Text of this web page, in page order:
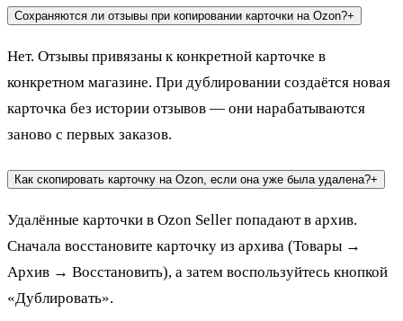
Сохраняются ли отзывы при копировании карточки на Ozon?+
Нет. Отзывы привязаны к конкретной карточке в
конкретном магазине. При дублировании создаётся новая
карточка без истории отзывов — они нарабатываются
заново с первых заказов.
Как скопировать карточку на Ozon, если она уже была удалена?+
Удалённые карточки в Ozon Seller попадают в архив.
Сначала восстановите карточку из архива (Товары →
Архив → Восстановить), а затем воспользуйтесь кнопкой
«Дублировать».